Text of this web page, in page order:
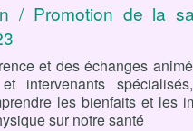
/ Promotion de la
et des échanges
et intervenants
les bienfaits et les
sur notre santé